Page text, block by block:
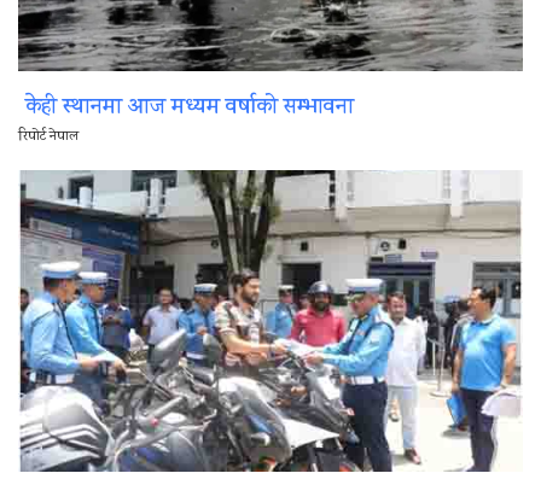
केही स्थानमा आज मध्यम वर्षाको सम्भावना
रिपोर्ट नेपाल